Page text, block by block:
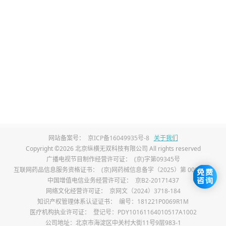
萎缩，用药需遵医嘱。
4、囊性畸胎瘤：多为良性肿瘤，药物治疗效
果较差，通常不建议药物治疗，以手术治疗
为主，但对于体积较小、无明显症状且暂时
不适合手术的患者，可在医生指导下服用中
网站备案号： 京ICP备16049935号-8 关于我们
Copyright ©2026 北京纵横无双科技有限公司 All rights reserved
广播电视节目制作经营许可证：
(京)字第09345号
互联网药品信息服务资格证书：
(京)网药械信息备字（2025）第 00017 号
中国增值电信业务经营许可证：
京B2-20171437
网络文化经营许可证：
京网文（2024）3718-184
知识产权管理体系认证证书：
编号：181221P0069R1M
医疗机构执业许可证：
登记号：PDY10161164010517A1002
公司地址：北京市海淀区中关村大街11号9层983-1